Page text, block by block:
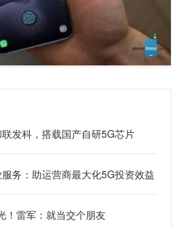
发科，搭载国产自研5G芯片
务：助运营商最大化5G投资效益
！雷军：就当交个朋友